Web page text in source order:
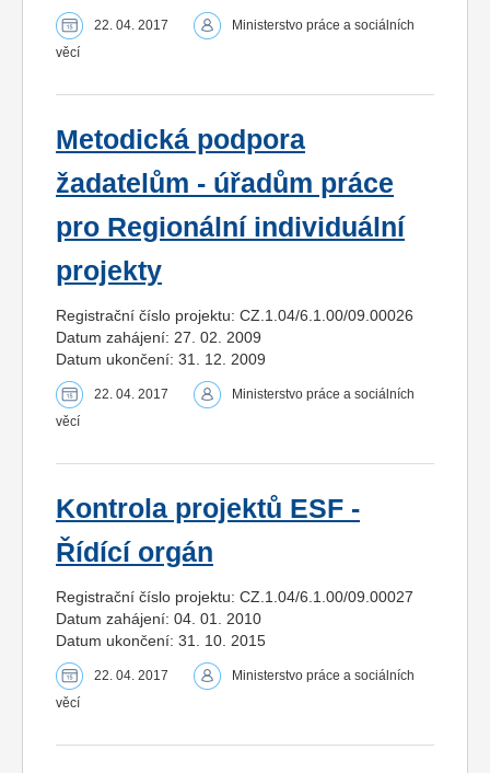
22. 04. 2017
Ministerstvo práce a sociálních
věcí
Metodická podpora
žadatelům - úřadům práce
pro Regionální individuální
projekty
Registrační číslo projektu: CZ.1.04/6.1.00/09.00026
Datum zahájení: 27. 02. 2009
Datum ukončení: 31. 12. 2009
22. 04. 2017
Ministerstvo práce a sociálních
věcí
Kontrola projektů ESF -
Řídící orgán
Registrační číslo projektu: CZ.1.04/6.1.00/09.00027
Datum zahájení: 04. 01. 2010
Datum ukončení: 31. 10. 2015
22. 04. 2017
Ministerstvo práce a sociálních
věcí